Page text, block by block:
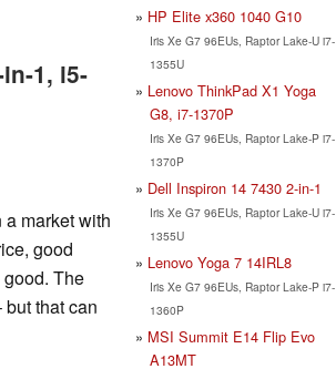
1, i5-
market with
good
The
that can
HP Elite x360 1040 G10
Iris Xe G7 96EUs, Raptor Lake-U i7-
1355U
Lenovo ThinkPad X1 Yoga
G8, i7-1370P
Iris Xe G7 96EUs, Raptor Lake-P i7-
1370P
Dell Inspiron 14 7430 2-in-1
Iris Xe G7 96EUs, Raptor Lake-U i7-
1355U
Lenovo Yoga 7 14IRL8
Iris Xe G7 96EUs, Raptor Lake-P i7-
1360P
MSI Summit E14 Flip Evo
A13MT